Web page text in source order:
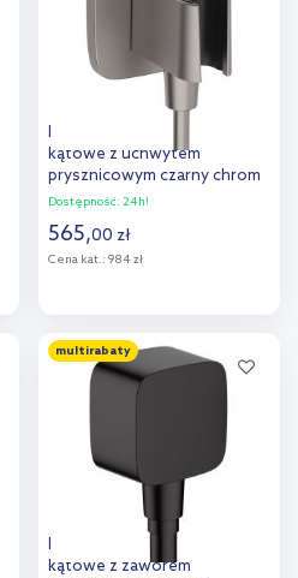
Hansgrohe FixFit Q przyłącze
kątowe z uchwytem
prysznicowym czarny chrom
szczotkowany 26887340
Dostępność: 24h!
565,00 zł
Cena kat.: 984 zł
multirabaty
Hansgrohe Fixfit przyłącze
kątowe z zaworem